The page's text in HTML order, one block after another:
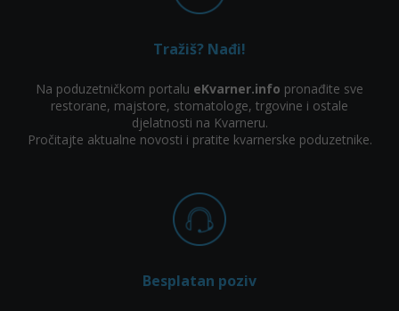
Tražiš? Nađi!
Na poduzetničkom portalu eKvarner.info pronađite sve
restorane, majstore, stomatologe, trgovine i ostale
djelatnosti na Kvarneru.
Pročitajte aktualne novosti i pratite kvarnerske poduzetnike.
Besplatan poziv